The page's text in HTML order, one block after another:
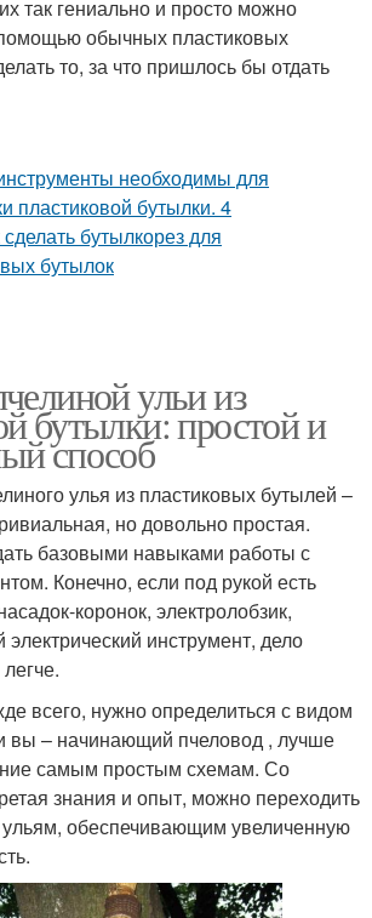
так гениально и просто можно
обычных пластиковых
то, за что пришлось бы отдать
ульи из
бутылки: простой и
способ
улья из пластиковых бутылей –
но довольно простая.
базовыми навыками работы с
Конечно, если под рукой есть
коронок, электролобзик,
электрический инструмент, дело
всего, нужно определиться с видом
вы – начинающий пчеловод , лучше
самым простым схемам. Со
знания и опыт, можно переходить
обеспечивающим увеличенную